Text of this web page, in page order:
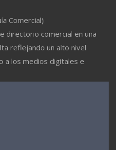
Comercial)
directorio comercial en una
reflejando un alto nivel
a los medios digitales e